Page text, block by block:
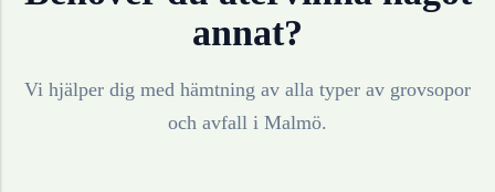
annat?
Vi hjälper dig med hämtning av alla typer av grovsopor
och avfall i Malmö.